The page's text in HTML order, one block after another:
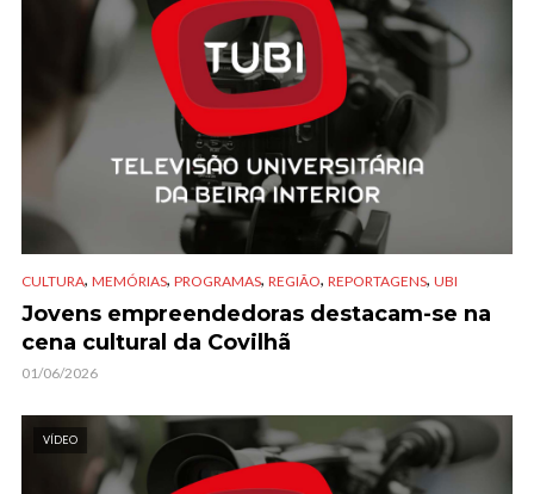
CULTURA, MEMÓRIAS, PROGRAMAS, REGIÃO, REPORTAGENS, UBI
Jovens empreendedoras destacam-se na
cena cultural da Covilhã
01/06/2026
VÍDEO